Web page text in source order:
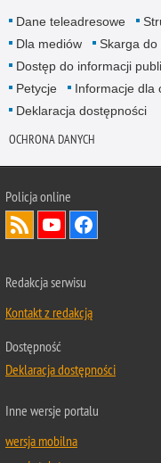
Dane teleadresowe
Dla mediów
Skarga do
Dostęp do informacji
Petycje
Informacje dla
Deklaracja dostępności
OCHRONA DANYCH
Policja online
Redakcja serwisu
Kontakt z redakcją
Dostępność
Deklaracja dostępności
Inne wersje portalu
wersja mobilna